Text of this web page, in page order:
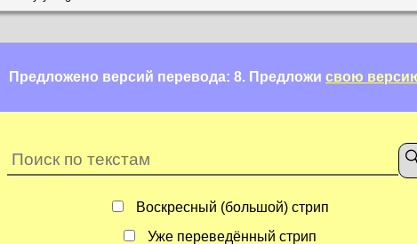
Предложено версий перевода: 8. Предложи свою
Воскресный (большой) стрип
Уже переведённый стрип